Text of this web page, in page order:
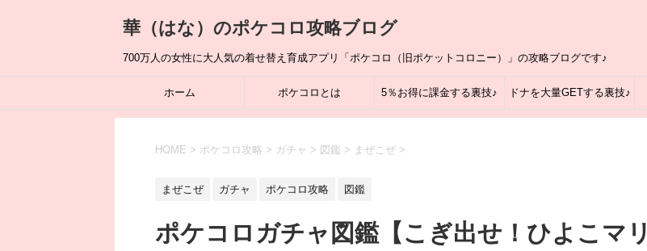
華（はな）のポケコロ攻略ブログ
700万人の女性に大人気の着せ替え育成アプリ「ポケコロ（旧ポケットコロニー）」の攻略ブログです♪
ホーム ポケコロとは 5％お得に課金する裏技♪ ドナを大量GETする裏技♪
HOME > ポケコロ攻略 > ガチャ > 図鑑 > まぜこぜ >
まぜこぜ ガチャ ポケコロ攻略 図鑑
ポケコロガチャ図鑑【こぎ出せ！ひよこマリ